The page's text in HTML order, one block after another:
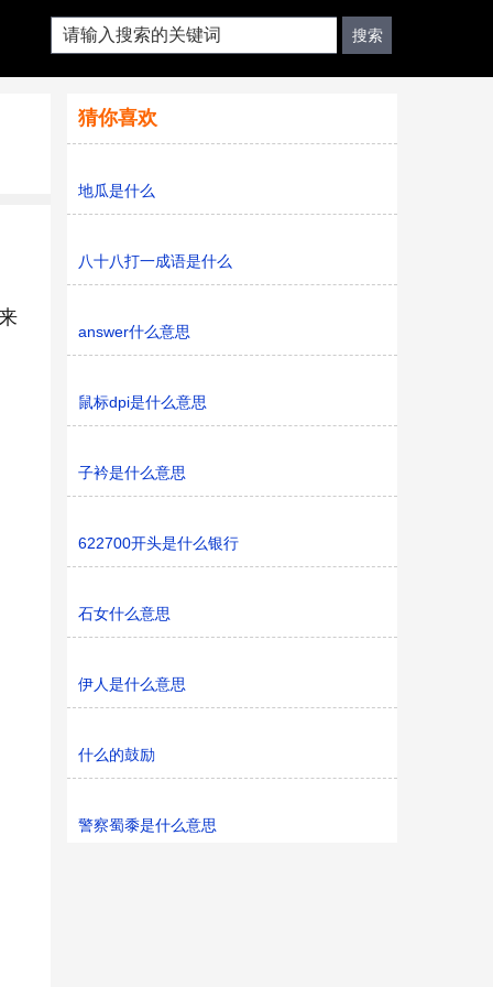
猜你喜欢
地瓜是什么
八十八打一成语是什么
answer什么意思
鼠标dpi是什么意思
子衿是什么意思
622700开头是什么银行
石女什么意思
伊人是什么意思
什么的鼓励
警察蜀黍是什么意思